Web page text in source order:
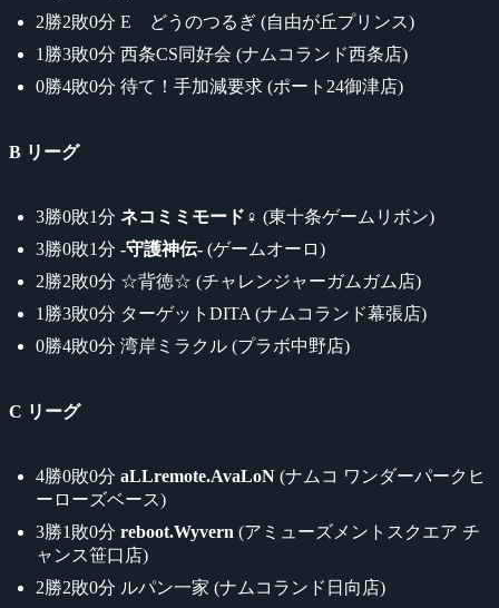
2勝2敗0分 E どうのつるぎ (自由が丘プリンス)
1勝3敗0分 西条CS同好会 (ナムコランド西条店)
0勝4敗0分 待て！手加減要求 (ポート24御津店)
B リーグ
3勝0敗1分 ネコミミモード♀ (東十条ゲームリボン)
3勝0敗1分 -守護神伝- (ゲームオーロ)
2勝2敗0分 ☆背徳☆ (チャレンジャーガムガム店)
1勝3敗0分 ターゲットDITA (ナムコランド幕張店)
0勝4敗0分 湾岸ミラクル (プラボ中野店)
C リーグ
4勝0敗0分 aLLremote.AvaLoN (ナムコ ワンダーパークヒ
ーローズベース)
3勝1敗0分 reboot.Wyvern (アミューズメントスクエア チ
ャンス笹口店)
2勝2敗0分 ルパン一家 (ナムコランド日向店)